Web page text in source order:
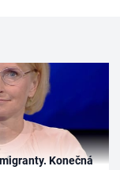
Konečná